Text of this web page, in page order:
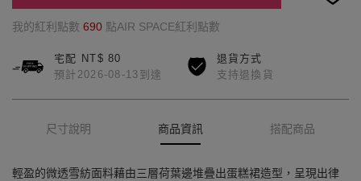
我的紅利點數 690 點AIR SPACE紅利點數
宅配 NT$ 80
預計2026-08-13到達
退貨方式
支持退換貨
尺寸說明 商品資訊 搭配商品
輕盈的微透雪紡面料藉由三層荷葉邊堆疊出蛋糕裙造型，呈現出律